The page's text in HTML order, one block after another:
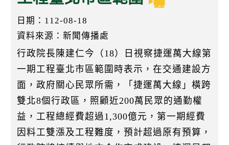
日期：112-08-18
資料來源：新聞傳播處
行政院長陳建仁今（18）日視察捷運萬大線第
一期工程臺北市區範圍時表示，在交通建設方
面，政府關心民眾所需，「捷運萬大線」橫跨
雙北8個行政區，照顧近200萬民眾的通勤權
益，工程總經費超過1,300億元，第一期經費
因料工雙漲及工程難度，預計超過原有預算，